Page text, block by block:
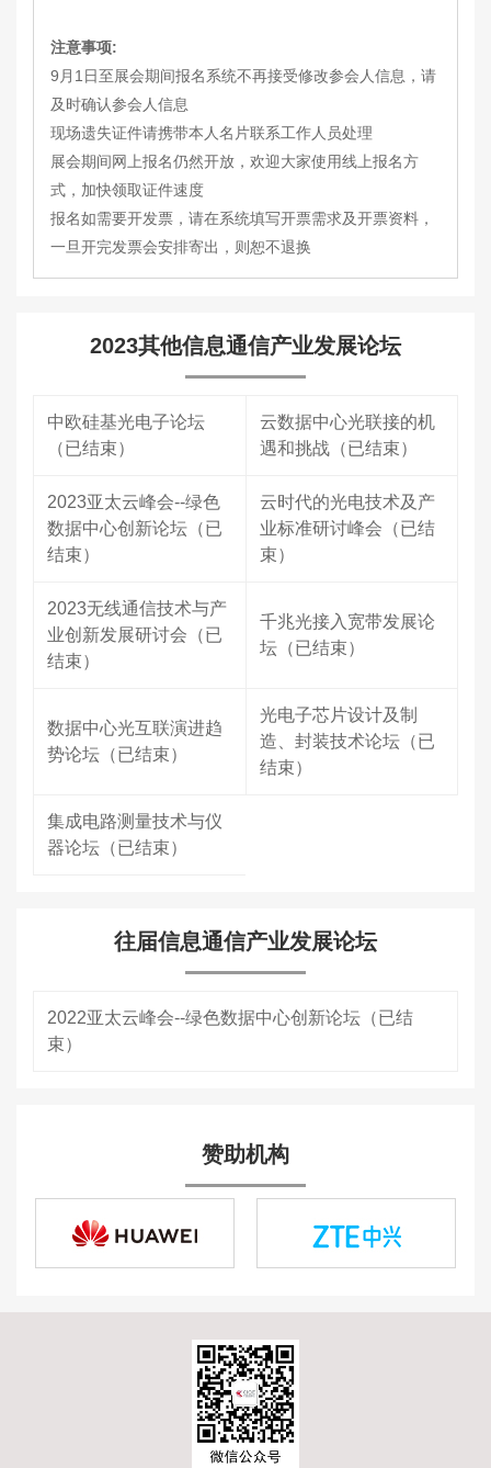
注意事项:
9月1日至展会期间报名系统不再接受修改参会人信息，请
及时确认参会人信息
现场遗失证件请携带本人名片联系工作人员处理
展会期间网上报名仍然开放，欢迎大家使用线上报名方
式，加快领取证件速度
报名如需要开发票，请在系统填写开票需求及开票资料，
一旦开完发票会安排寄出，则恕不退换
2023其他信息通信产业发展论坛
中欧硅基光电子论坛
（已结束）
云数据中心光联接的机
遇和挑战（已结束）
2023亚太云峰会--绿色
数据中心创新论坛（已
结束）
云时代的光电技术及产
业标准研讨峰会（已结
束）
2023无线通信技术与产
业创新发展研讨会（已
结束）
千兆光接入宽带发展论
坛（已结束）
数据中心光互联演进趋
势论坛（已结束）
光电子芯片设计及制
造、封装技术论坛（已
结束）
集成电路测量技术与仪
器论坛（已结束）
往届信息通信产业发展论坛
2022亚太云峰会--绿色数据中心创新论坛（已结
束）
赞助机构